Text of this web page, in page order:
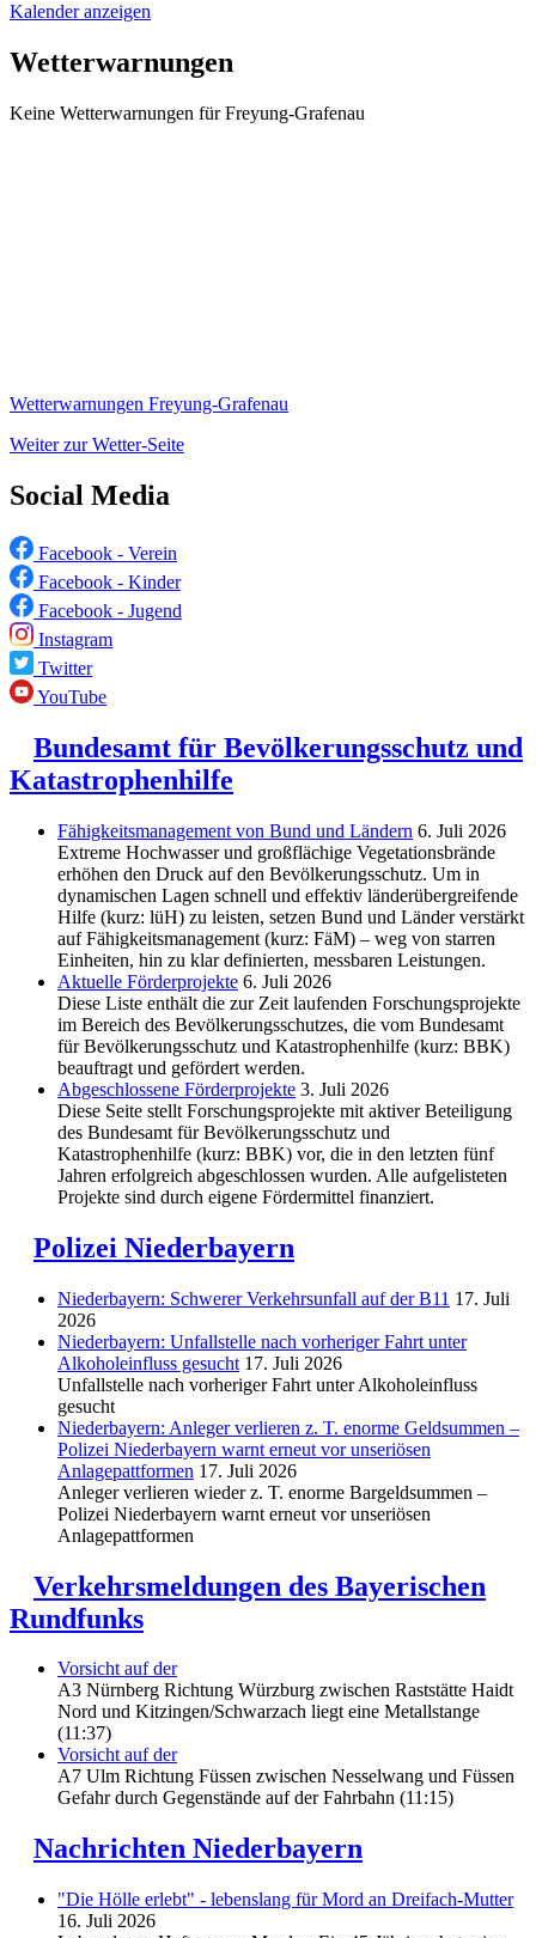
Kalender anzeigen
Wetterwarnungen
Keine Wetterwarnungen für Freyung-Grafenau
Wetterwarnungen Freyung-Grafenau
Weiter zur Wetter-Seite
Social Media
Facebook - Verein
Facebook - Kinder
Facebook - Jugend
Instagram
Twitter
YouTube
Bundesamt für Bevölkerungsschutz und
Katastrophenhilfe
Fähigkeitsmanagement von Bund und Ländern 6. Juli 2026
Extreme Hochwasser und großflächige Vegetationsbrände
erhöhen den Druck auf den Bevölkerungsschutz. Um in
dynamischen Lagen schnell und effektiv länderübergreifende
Hilfe (kurz: lüH) zu leisten, setzen Bund und Länder verstärkt
auf Fähigkeitsmanagement (kurz: FäM) – weg von starren
Einheiten, hin zu klar definierten, messbaren Leistungen.
Aktuelle Förderprojekte 6. Juli 2026
Diese Liste enthält die zur Zeit laufenden Forschungsprojekte
im Bereich des Be­völkerungs­schutzes, die vom Bundesamt
für Bevölkerungsschutz und Katastrophenhilfe (kurz: BBK)
beauftragt und gefördert werden.
Abgeschlos­sene Förderprojekte 3. Juli 2026
Diese Seite stellt Forschungsprojekte mit aktiver Beteiligung
des Bundesamt für Bevölkerungsschutz und
Katastrophenhilfe (kurz: BBK) vor, die in den letzten fünf
Jahren erfolgreich abgeschlossen wurden. Alle aufgelisteten
Projekte sind durch eigene Fördermittel finanziert.
Polizei Niederbayern
Niederbayern: Schwerer Verkehrsunfall auf der B11 17. Juli
2026
Niederbayern: Unfallstelle nach vorheriger Fahrt unter
Alkoholeinfluss gesucht 17. Juli 2026
Unfallstelle nach vorheriger Fahrt unter Alkoholeinfluss
gesucht
Niederbayern: Anleger verlieren z. T. enorme Geldsummen –
Polizei Niederbayern warnt erneut vor unseriösen
Anlagepattformen 17. Juli 2026
Anleger verlieren wieder z. T. enorme Bargeldsummen –
Polizei Niederbayern warnt erneut vor unseriösen
Anlagepattformen
Verkehrsmeldungen des Bayerischen
Rundfunks
Vorsicht auf der
A3 Nürnberg Richtung Würzburg zwischen Raststätte Haidt
Nord und Kitzingen/Schwarzach liegt eine Metallstange
(11:37)
Vorsicht auf der
A7 Ulm Richtung Füssen zwischen Nesselwang und Füssen
Gefahr durch Gegenstände auf der Fahrbahn (11:15)
Nachrichten Niederbayern
"Die Hölle erlebt" - lebenslang für Mord an Dreifach-Mutter
16. Juli 2026